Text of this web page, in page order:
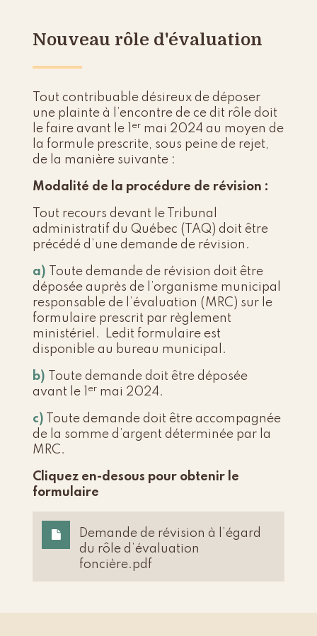
Nouveau rôle d'évaluation
Tout contribuable désireux de déposer
une plainte à l’encontre de ce dit rôle doit
le faire avant le 1
er mai 2024 au moyen de
la formule prescrite, sous peine de rejet,
de la manière suivante :
Modalité de la procédure de révision :
Tout recours devant le Tribunal
administratif du Québec (TAQ) doit être
précédé d’une demande de révision.
a)
Toute demande de révision doit être
déposée auprès de l’organisme municipal
responsable de l’évaluation (MRC) sur le
formulaire prescrit par règlement
ministériel. Ledit formulaire est
disponible au bureau municipal.
b)
Toute demande doit être déposée
avant le 1
er mai 2024.
c)
Toute demande doit être accompagnée
de la somme d’argent déterminée par la
MRC.
Cliquez en-desous pour obtenir le
formulaire
Demande de révision à l’égard
du rôle d’évaluation
foncière.pdf